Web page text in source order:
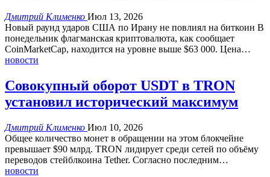
Дмитрий Клименко Июл 13, 2026
Новый раунд ударов США по Ирану не повлиял на биткоин В
понедельник флагманская криптовалюта, как сообщает
CoinMarketCap, находится на уровне выше $63 000. Цена…
новости
Совокупный оборот USDT в TRON
установил исторический максимум
Дмитрий Клименко Июл 10, 2026
Общее количество монет в обращении на этом блокчейне
превышает $90 млрд. TRON лидирует среди сетей по объёму
переводов стейблкоина Tether. Согласно последним…
новости